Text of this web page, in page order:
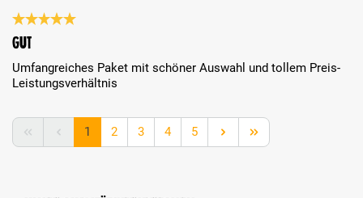
Bewertung mit 5 von 5 Sternen
gut
Umfangreiches Paket mit schöner Auswahl und tollem Preis-
Leistungsverhältnis
Seite
1 Seite
2 Seite
3 Seite
4 Seite
5